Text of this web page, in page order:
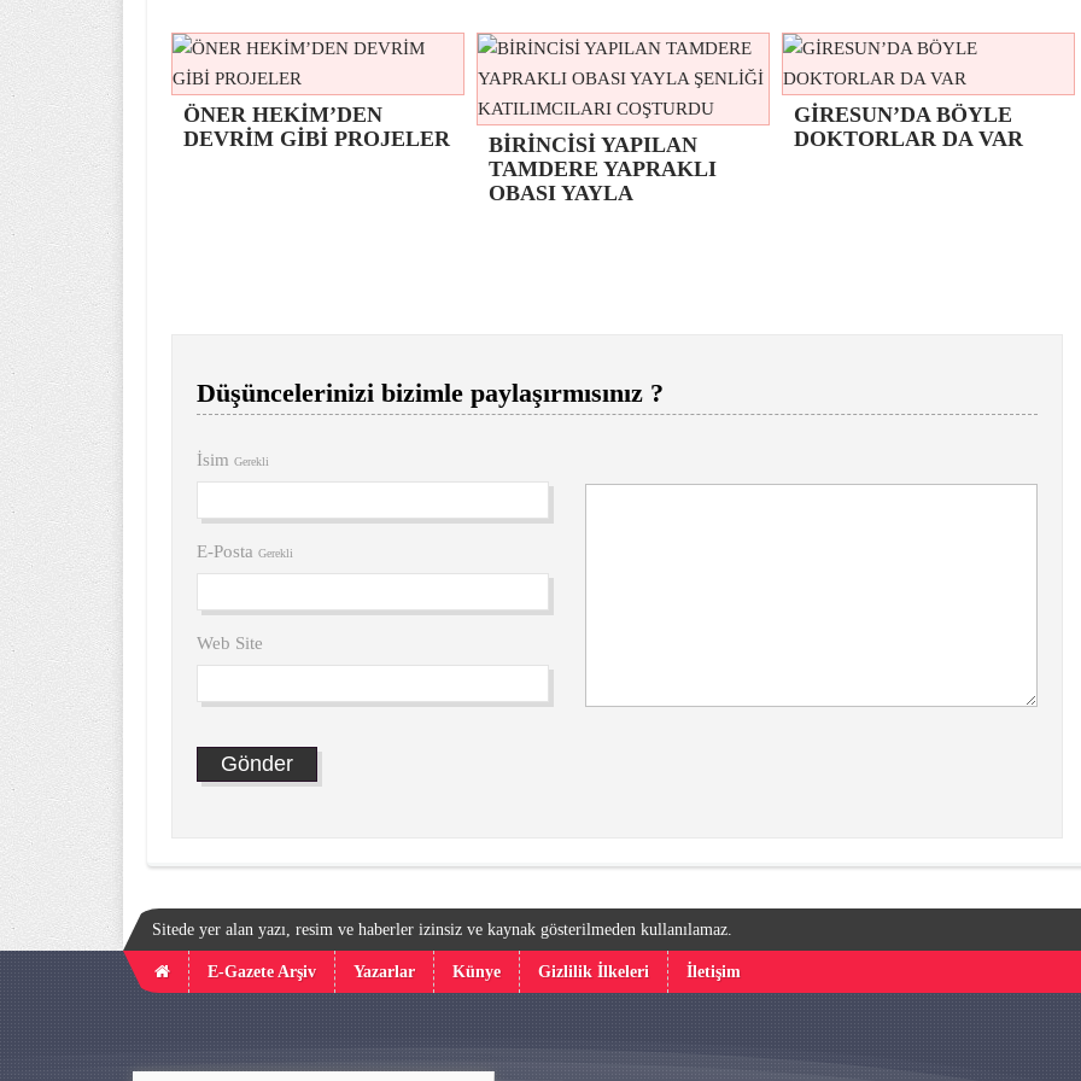
ÖNER HEKİM’DEN
DEVRİM GİBİ PROJELER
BİRİNCİSİ YAPILAN
TAMDERE YAPRAKLI
OBASI YAYLA
GİRESUN’DA BÖYLE
DOKTORLAR DA VAR
Düşüncelerinizi bizimle paylaşırmısınız ?
İsim Gerekli
E-Posta Gerekli
Web Site
Sitede yer alan yazı, resim ve haberler izinsiz ve kaynak gösterilmeden kullanılamaz.
E-Gazete Arşiv Yazarlar Künye Gizlilik İlkeleri İletişim